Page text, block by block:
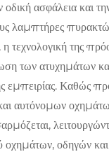
οδική ασφάλεια και
λαμπτήρες
τεχνολογική της
των ατυχημάτων
εμπειρίας. Καθώς
αυτόνομων
οχημάτων, οδηγών